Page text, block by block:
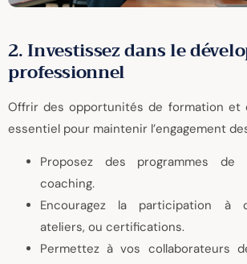
2. Investissez dans le
professionnel
Offrir des opportunités de formation et
essentiel pour maintenir l’engagement
Proposez des programmes
coaching.
Encouragez la participation à
ateliers, ou certifications.
Permettez à vos collaborateurs